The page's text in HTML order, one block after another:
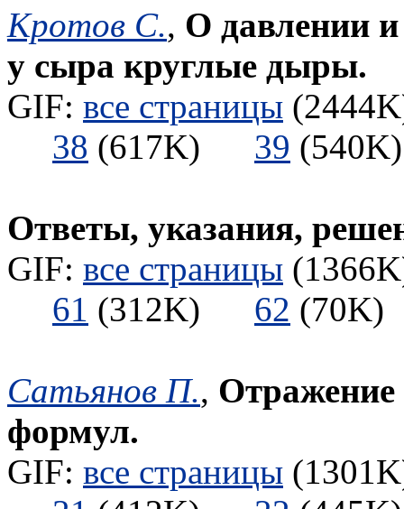
Кротов С., О давлении
у сыра круглые дыры.
GIF: все страницы
38 (617K) 39
Ответы, указания,
GIF: все страницы
61 (312K) 62
Сатьянов П., Отражение
формул.
GIF: все страницы